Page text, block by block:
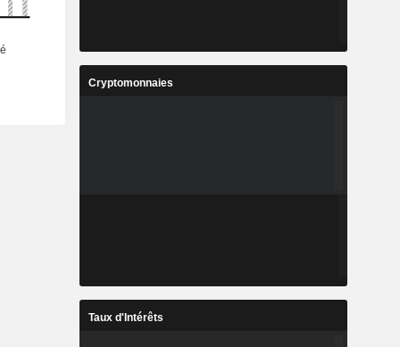
Cryptomonnaies
Taux d'Intérêts